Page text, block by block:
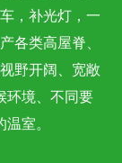
，补光灯，一
各类高屋脊、
野开阔、宽敞
环境、不同要
室。